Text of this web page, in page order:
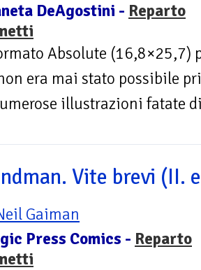
DeAgostini - Reparto
Absolute (16,8×25,7)
era mai stato possibile
illustrazioni fatate
Vite brevi (II.
Gaiman
Press Comics - Reparto